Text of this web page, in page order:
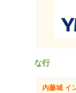
な行
内藤城 イ